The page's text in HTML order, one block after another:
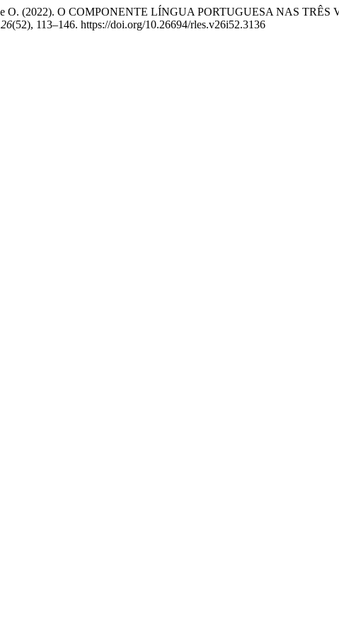
O. (2022). O COMPONENTE LÍNGUA PORTUGUESA NAS
26(52), 113–146. https://doi.org/10.26694/rles.v26i52.3136